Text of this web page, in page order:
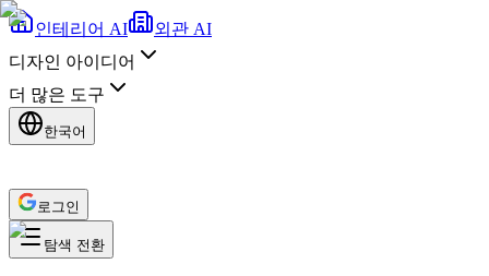
인테리어 AI
외관 AI
디자인 아이디어
더 많은 도구
한국어
로그인
탐색 전환